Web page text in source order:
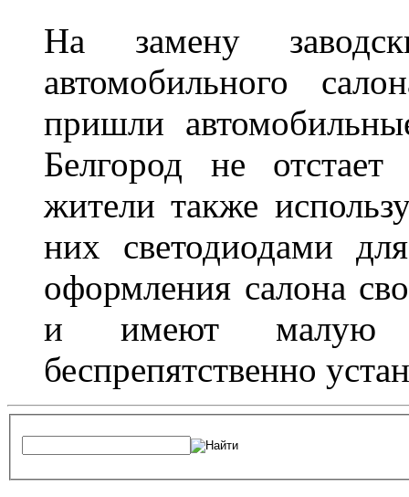
На замену
автомобильного
пришли
Белгород не
жители также
них светодиодами
оформления салона
и имеют малую
беспрепятственно